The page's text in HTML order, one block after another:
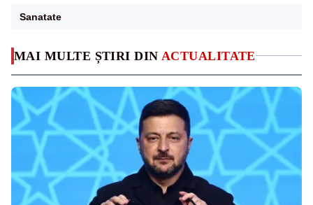
MAI MULTE ȘTIRI DIN ACTUALITATE
Sanatate